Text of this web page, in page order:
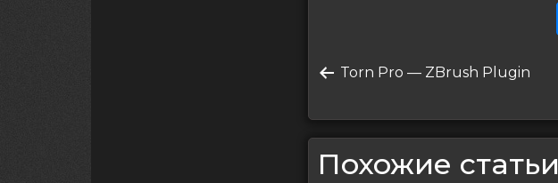
по
записям
Предыдущая
Torn Pro — ZBrush Plugin
Похожие статьи